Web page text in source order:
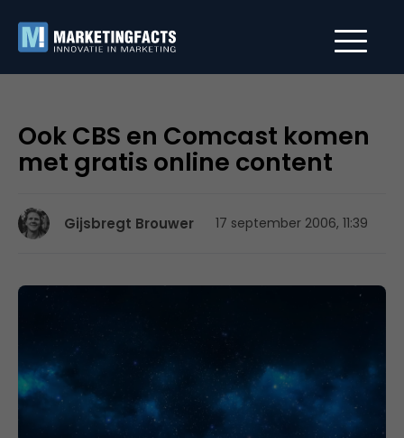
Ook CBS en Comcast komen
met gratis online content
Gijsbregt Brouwer 17 september 2006, 11:39